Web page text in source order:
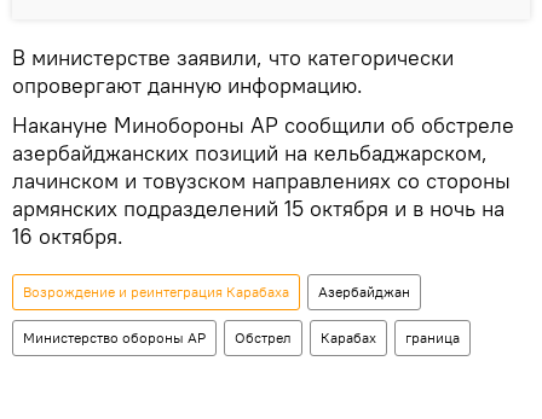
В министерстве заявили, что категорически
опровергают данную информацию.
Накануне Минобороны АР сообщили об обстреле
азербайджанских позиций на кельбаджарском,
лачинском и товузском направлениях со стороны
армянских подразделений 15 октября и в ночь на
16 октября.
Возрождение и реинтеграция Карабаха Азербайджан
Министерство обороны АР Обстрел Карабах граница